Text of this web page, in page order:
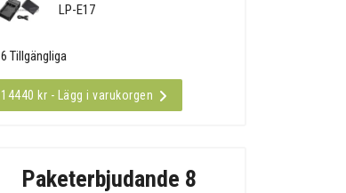
LP-E17
6 Tillgängliga
14440 kr - Lägg i varukorgen
Paketerbjudande 8